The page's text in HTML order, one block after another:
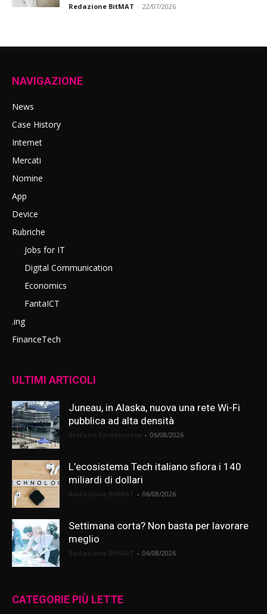
Redazione BitMAT - 22/07/2026
NAVIGAZIONE
News
Case History
Internet
Mercati
Nomine
App
Device
Rubriche
Jobs for IT
Digital Communication
Economics
FantaICT
.ing
FinanceTech
ULTIMI ARTICOLI
Juneau, in Alaska, nuova una rete Wi-Fi
pubblica ad alta densità
- 06/08/2026
L’ecosistema Tech italiano sfiora i 140
miliardi di dollari
- 06/08/2026
Settimana corta? Non basta per lavorare
meglio
- 06/08/2026
CATEGORIE PIÙ LETTE